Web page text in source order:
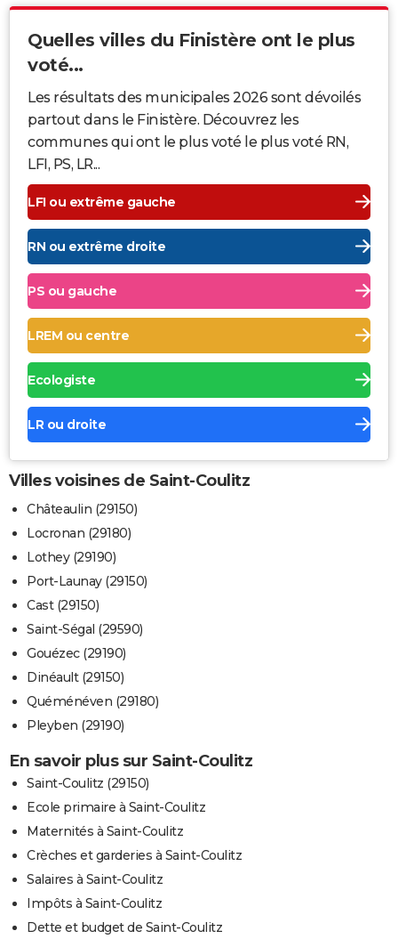
Quelles villes du Finistère ont le plus
voté...
Les résultats des municipales 2026 sont dévoilés
partout dans le Finistère. Découvrez les
communes qui ont le plus voté le plus voté RN,
LFI, PS, LR...
LFI ou extrême gauche
RN ou extrême droite
PS ou gauche
LREM ou centre
Ecologiste
LR ou droite
Villes voisines de Saint-Coulitz
Châteaulin (29150)
Locronan (29180)
Lothey (29190)
Port-Launay (29150)
Cast (29150)
Saint-Ségal (29590)
Gouézec (29190)
Dinéault (29150)
Quéménéven (29180)
Pleyben (29190)
En savoir plus sur Saint-Coulitz
Saint-Coulitz (29150)
Ecole primaire à Saint-Coulitz
Maternités à Saint-Coulitz
Crèches et garderies à Saint-Coulitz
Salaires à Saint-Coulitz
Impôts à Saint-Coulitz
Dette et budget de Saint-Coulitz